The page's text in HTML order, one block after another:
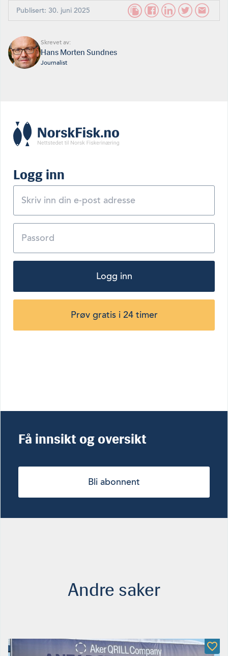
Publisert: 30. juni 2025
Skrevet av:
Hans Morten Sundnes
Journalist
Logg inn
Logg inn
Prøv gratis i 24 timer
Få innsikt og oversikt
Bli abonnent
Andre saker